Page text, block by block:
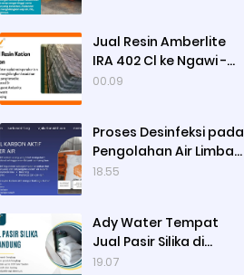
Jual Resin Amberlite
IRA 402 Cl ke Ngawi -
Ady Water
00.09
Proses Desinfeksi pada
Pengolahan Air Limbah
Menggunakan Kaporit
18.55
Ady Water Tempat
Jual Pasir Silika di
Surabaya, Bisa Kirim ke
19.07